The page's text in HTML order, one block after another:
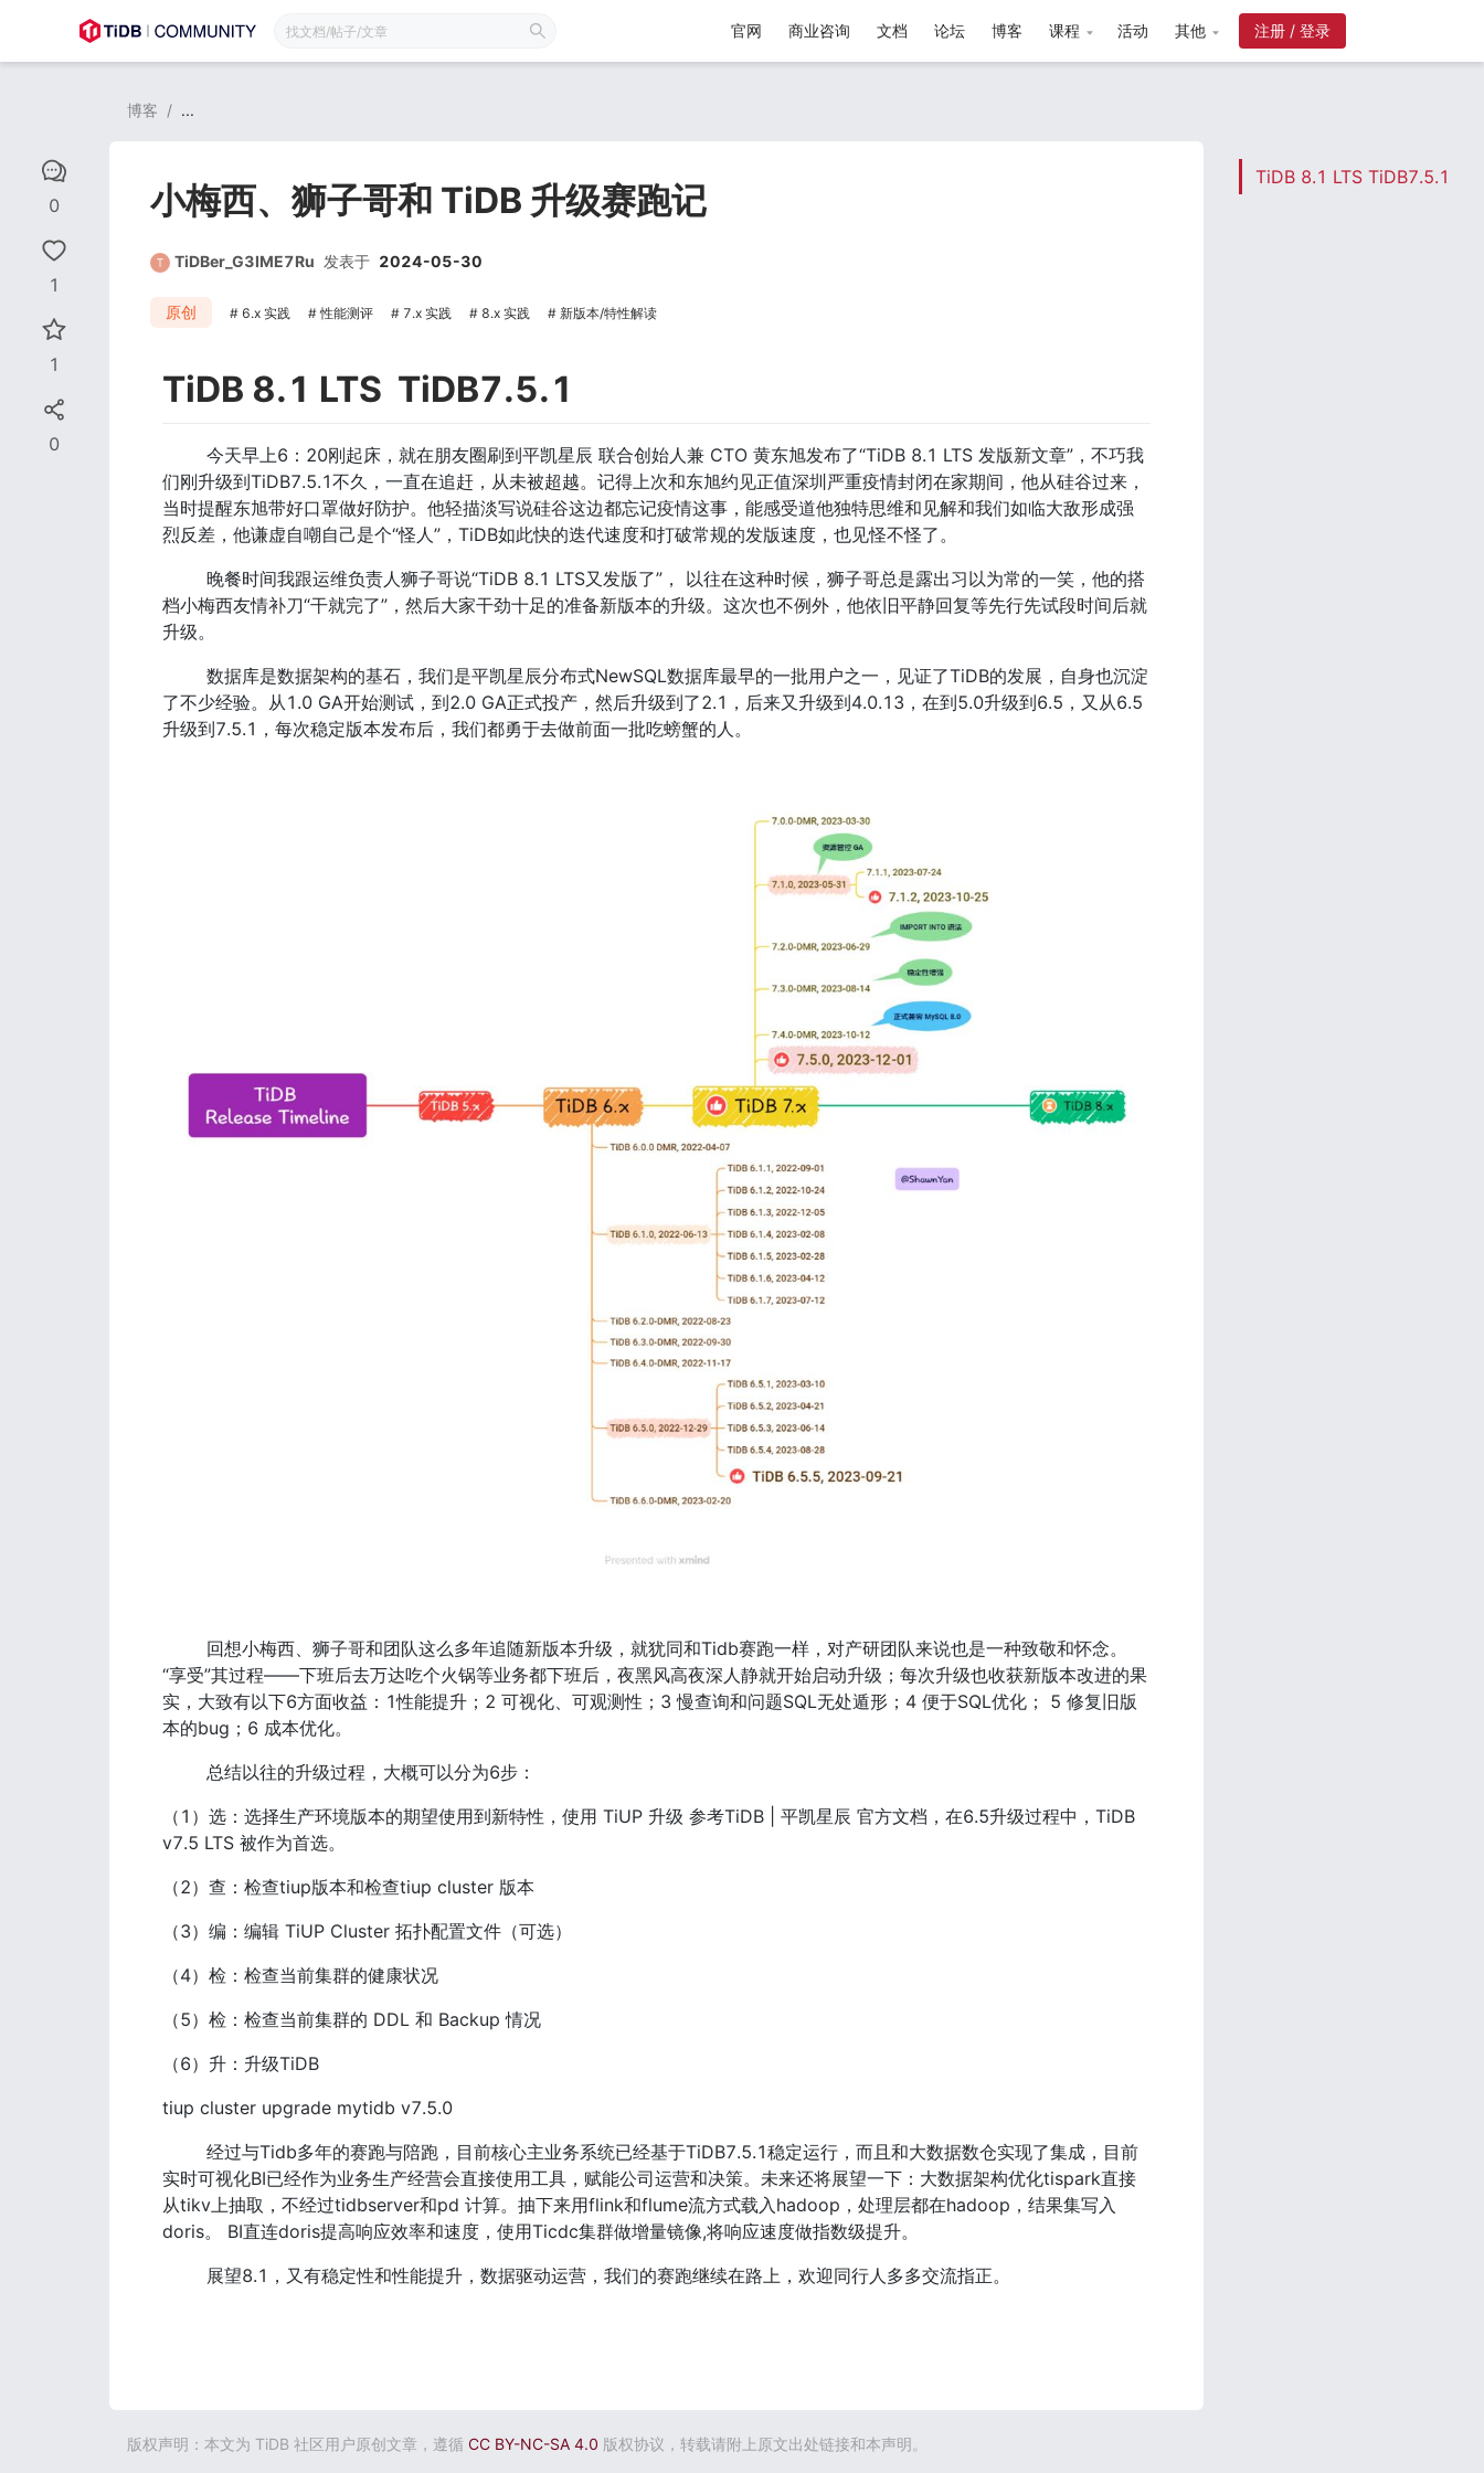
官网 商业咨询 文档 论坛 博客 课程 活动 其他 注册 / 登录
0
1
1
0
博客 / ...
小梅西、狮子哥和 TiDB 升级赛跑记
TiDBer_G3IME7Ru 发表于 2024-05-30
原创 6.x 实践 性能测评 7.x 实践 8.x 实践 新版本/特性解读
TiDB 8.1 LTS  TiDB7.5.1
们刚升级到TiDB7.5.1不久，一直在追赶，从未被超越。记得上次和东旭约见正值深圳严重疫情封闭在家期间，他从硅谷过来，
当时提醒东旭带好口罩做好防护。他轻描淡写说硅谷这边都忘记疫情这事，能感受道他独特思维和见解和我们如临大敌形成强
烈反差，他谦虚自嘲自己是个“怪人”，TiDB如此快的迭代速度和打破常规的发版速度，也见怪不怪了。
档小梅西友情补刀“干就完了”，然后大家干劲十足的准备新版本的升级。这次也不例外，他依旧平静回复等先行先试段时间后就
升级。
了不少经验。从1.0 GA开始测试，到2.0 GA正式投产，然后升级到了2.1，后来又升级到4.0.13，在到5.0升级到6.5，又从6.5
升级到7.5.1，每次稳定版本发布后，我们都勇于去做前面一批吃螃蟹的人。
“享受”其过程——下班后去万达吃个火锅等业务都下班后，夜黑风高夜深人静就开始启动升级；每次升级也收获新版本改进的果
实，大致有以下6方面收益：1性能提升；2 可视化、可观测性；3 慢查询和问题SQL无处遁形；4 便于SQL优化； 5 修复旧版
本的bug；6 成本优化。
        总结以往的升级过程，大概可以分为6步：
（1）选：选择生产环境版本的期望使用到新特性，使用 TiUP 升级 参考TiDB | 平凯星辰 官方文档，在6.5升级过程中，TiDB
v7.5 LTS 被作为首选。
（2）查：检查tiup版本和检查tiup cluster 版本
（3）编：编辑 TiUP Cluster 拓扑配置文件（可选）
（4）检：检查当前集群的健康状况
（5）检：检查当前集群的 DDL 和 Backup 情况
（6）升：升级TiDB
tiup cluster upgrade mytidb v7.5.0
实时可视化BI已经作为业务生产经营会直接使用工具，赋能公司运营和决策。未来还将展望一下：大数据架构优化tispark直接
从tikv上抽取，不经过tidbserver和pd 计算。抽下来用flink和flume流方式载入hadoop，处理层都在hadoop，结果集写入
doris。 BI直连doris提高响应效率和速度，使用Ticdc集群做增量镜像,将响应速度做指数级提升。
        展望8.1，又有稳定性和性能提升，数据驱动运营，我们的赛跑继续在路上，欢迎同行人多多交流指正。
版权声明：本文为 TiDB 社区用户原创文章，遵循 CC BY-NC-SA 4.0 版权协议，转载请附上原文出处链接和本声明。
TiDB 8.1 LTS TiDB7.5.1